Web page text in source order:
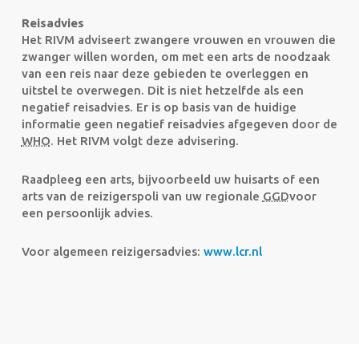
Reisadvies
Het RIVM adviseert zwangere vrouwen en vrouwen die
zwanger willen worden, om met een arts de noodzaak
van een reis naar deze gebieden te overleggen en
uitstel te overwegen. Dit is niet hetzelfde als een
negatief reisadvies. Er is op basis van de huidige
informatie geen negatief reisadvies afgegeven door de
WHO. Het RIVM volgt deze advisering.
Raadpleeg een arts, bijvoorbeeld uw huisarts of een
arts van de reizigerspoli van uw regionale GGDvoor
een persoonlijk advies.
Voor algemeen reizigersadvies: www.lcr.nl